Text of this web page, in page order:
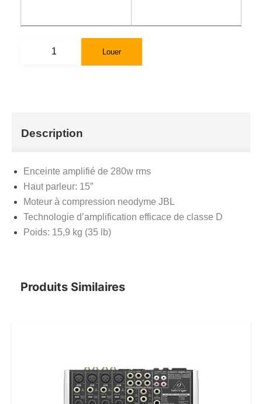
Louer
Description
Enceinte amplifié de 280w rms
Haut parleur: 15″
Moteur à compression neodyme JBL
Technologie d’amplification efficace de classe D
Poids: 15,9 kg (35 lb)
Produits Similaires